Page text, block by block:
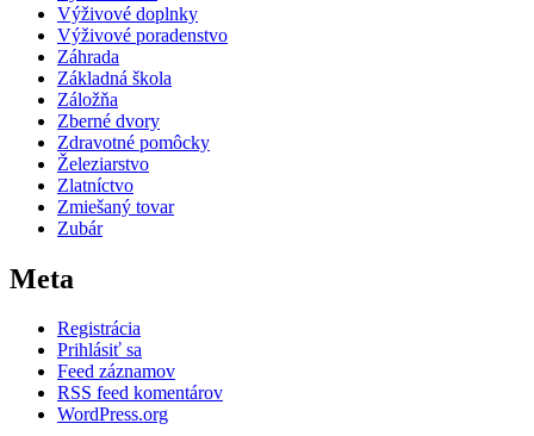
Výživové doplnky
Výživové poradenstvo
Záhrada
Základná škola
Záložňa
Zberné dvory
Zdravotné pomôcky
Železiarstvo
Zlatníctvo
Zmiešaný tovar
Zubár
Meta
Registrácia
Prihlásiť sa
Feed záznamov
RSS feed komentárov
WordPress.org